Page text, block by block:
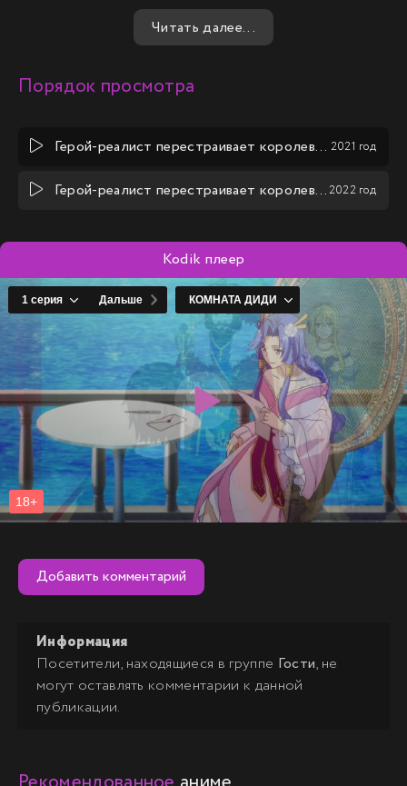
изменили его жизнь навсегда, и теперь ему предстояло
принять на себя ответственность за судьбу королевства
Читать далее...
Порядок просмотра
Герой-реалист перестраивает королевство 2021 год
Герой-реалист перестраивает королевство (2 сезон) 2022 год
Kodik плеер
Добавить комментарий
Информация
Посетители, находящиеся в группе Гости, не
могут оставлять комментарии к данной
публикации.